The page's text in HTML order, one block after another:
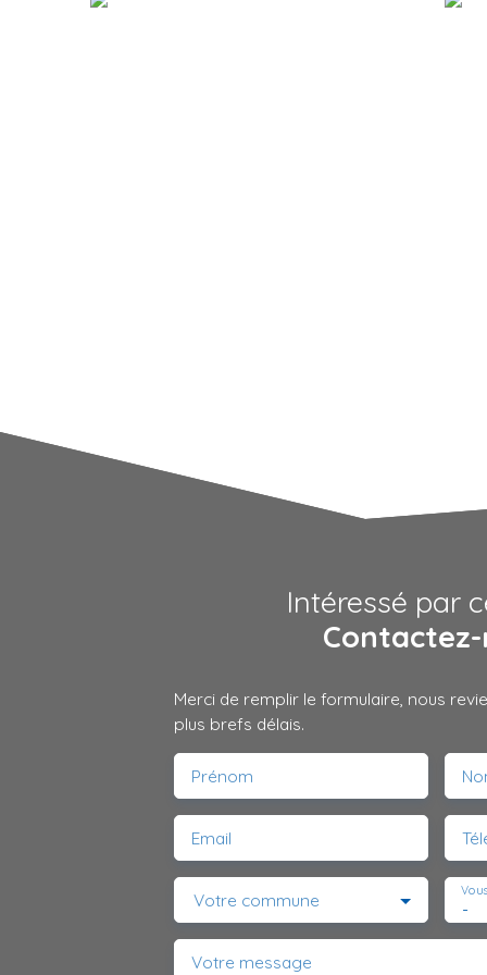
Intéressé par
Merci de remplir le formulaire, nous
plus brefs délais.
Prénom
Email
Votre commune -
Votre message